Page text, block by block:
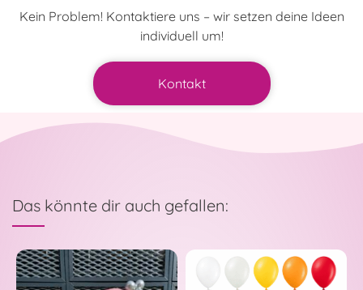
Kein Problem! Kontaktiere uns – wir setzen deine Ideen
individuell um!
Kontakt
Das könnte dir auch gefallen: